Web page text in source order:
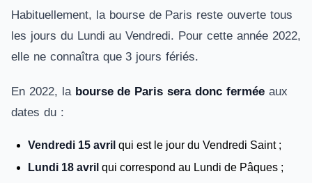
Habituellement, la bourse de Paris reste ouverte tous
les jours du Lundi au Vendredi. Pour cette année 2022,
elle ne connaîtra que 3 jours fériés.
En 2022, la bourse de Paris sera donc ferméeaux
dates du :
Vendredi 15 avril qui est le jour du Vendredi Saint ;
Lundi 18 avril qui correspond au Lundi de Pâques ;